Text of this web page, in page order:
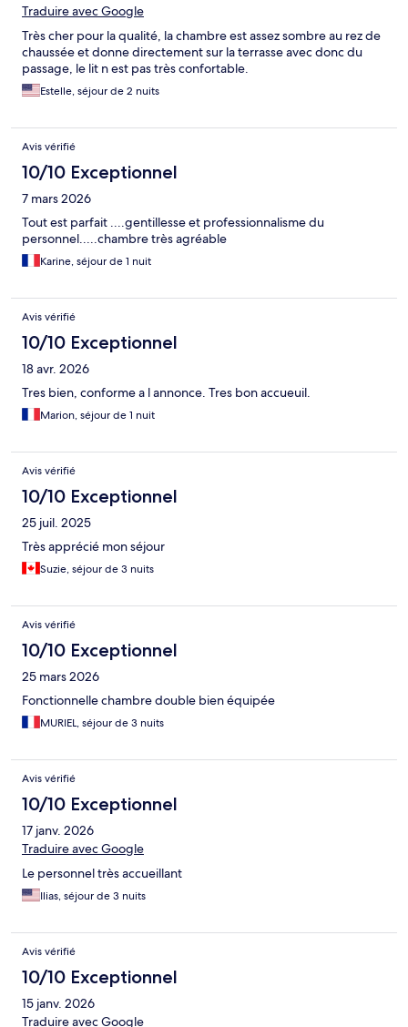
Traduire avec Google
Très cher pour la qualité, la chambre est assez sombre au rez de
chaussée et donne directement sur la terrasse avec donc du
passage, le lit n est pas très confortable.
Estelle, séjour de 2 nuits
Avis vérifié
10/10 Exceptionnel
7 mars 2026
Tout est parfait ....gentillesse et professionnalisme du
personnel.....chambre très agréable
Karine, séjour de 1 nuit
Avis vérifié
10/10 Exceptionnel
18 avr. 2026
Tres bien, conforme a l annonce. Tres bon accueuil.
Marion, séjour de 1 nuit
Avis vérifié
10/10 Exceptionnel
25 juil. 2025
Très apprécié mon séjour
Suzie, séjour de 3 nuits
Avis vérifié
10/10 Exceptionnel
25 mars 2026
Fonctionnelle chambre double bien équipée
MURIEL, séjour de 3 nuits
Avis vérifié
10/10 Exceptionnel
17 janv. 2026
Traduire avec Google
Le personnel très accueillant
Ilias, séjour de 3 nuits
Avis vérifié
10/10 Exceptionnel
15 janv. 2026
Traduire avec Google